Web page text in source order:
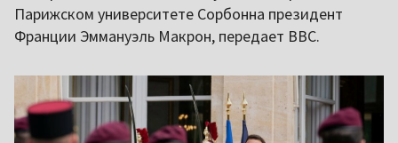
Парижском университете Сорбонна президент
Франции Эммануэль Макрон, передает BBC.